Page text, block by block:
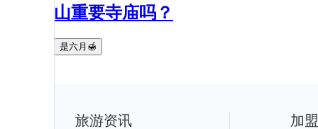
山重要寺庙吗？
是六月🍯
旅游资讯 加